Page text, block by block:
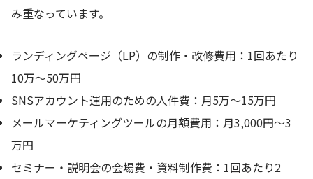
み重なっています。
ランディングページ（LP）の制作・改修費用：1回あたり
10万〜50万円
SNSアカウント運用のための人件費：月5万〜15万円
メールマーケティングツールの月額費用：月3,000円〜3
万円
セミナー・説明会の会場費・資料制作費：1回あたり2